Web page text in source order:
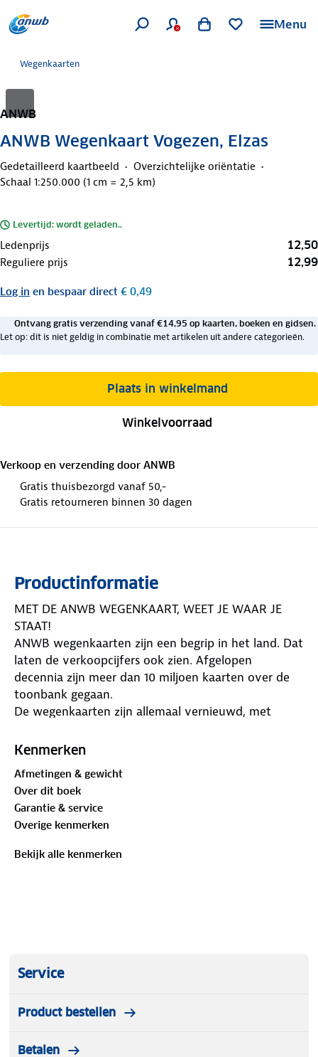
Menu
Wegenkaarten
ANWB
ANWB Wegenkaart Vogezen, Elzas
Gedetailleerd kaartbeeld
Overzichtelijke oriëntatie
Schaal 1:250.000 (1 cm = 2,5 km)
Levertijd: wordt geladen..
Ledenprijs 12,50
Reguliere prijs 12,99
Log in en bespaar direct € 0,49
Ontvang gratis verzending vanaf €14,95 op kaarten, boeken en gidsen.
Let op: dit is niet geldig in combinatie met artikelen uit andere categorieën.
Plaats in winkelmand
Winkelvoorraad
Verkoop en verzending door ANWB
Gratis thuisbezorgd vanaf 50,-
Gratis retourneren binnen 30 dagen
Productinformatie
MET DE ANWB WEGENKAART, WEET JE WAAR JE
STAAT!
ANWB wegenkaarten zijn een begrip in het land. Dat
laten de verkoopcijfers ook zien. Afgelopen
decennia zijn meer dan 10 miljoen kaarten over de
toonbank gegaan.
De wegenkaarten zijn allemaal vernieuwd, met
minder makkelijk scheurt, zodat ze veelvuldig in- en
duidelijker overzicht van het wegennet en zijn nu
nog compacter en handzamer.
Met de gedetailleerde en nauwkeurige ANWB
Wegenkaart Frankrijk 7. Vogezen, Elzas-Lotharingen
ga je goed voorbereid op autovakantie. Schaal van
Kenmerken
Afmetingen & gewicht
Over dit boek
Garantie & service
Overige kenmerken
Bekijk alle kenmerken
Service
Product bestellen
Betalen